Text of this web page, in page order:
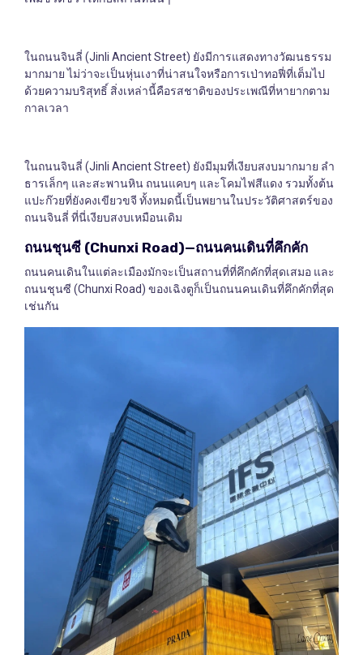
ในถนนจินลี่ (Jinli Ancient Street) ยังมีการแสดงทางวัฒนธรรม
มากมาย ไม่ว่าจะเป็นหุ่นเงาที่น่าสนใจหรือการเป่าทอฟี่ที่เต็มไป
ด้วยความบริสุทธิ์ สิ่งเหล่านี้คือรสชาติของประเพณีที่หายากตาม
กาลเวลา
ในถนนจินลี่ (Jinli Ancient Street) ยังมีมุมที่เงียบสงบมากมาย ลำ
ธารเล็กๆ และสะพานหิน ถนนแคบๆ และโคมไฟสีแดง รวมทั้งต้น
แปะก๊วยที่ยังคงเขียวขจี ทั้งหมดนี้เป็นพยานในประวัติศาสตร์ของ
ถนนจินลี่ ที่นี่เงียบสงบเหมือนเดิม
ถนนชุนซี (Chunxi Road)—ถนนคนเดินที่คึกคัก
ถนนคนเดินในแต่ละเมืองมักจะเป็นสถานที่ที่คึกคักที่สุดเสมอ และ
ถนนชุนซี (Chunxi Road) ของเฉิงตูก็เป็นถนนคนเดินที่คึกคักที่สุด
เช่นกัน